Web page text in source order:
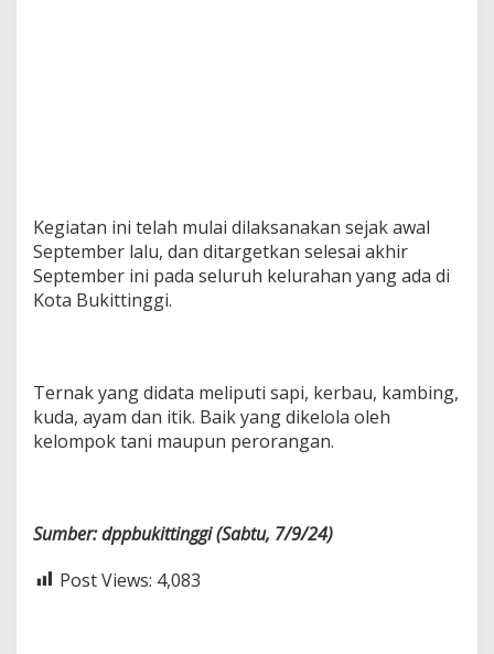
Kegiatan ini telah mulai dilaksanakan sejak awal
September lalu, dan ditargetkan selesai akhir
September ini pada seluruh kelurahan yang ada di
Kota Bukittinggi.
Ternak yang didata meliputi sapi, kerbau, kambing,
kuda, ayam dan itik. Baik yang dikelola oleh
kelompok tani maupun perorangan.
Sumber: dppbukittinggi (Sabtu, 7/9/24)
Post Views: 4,083